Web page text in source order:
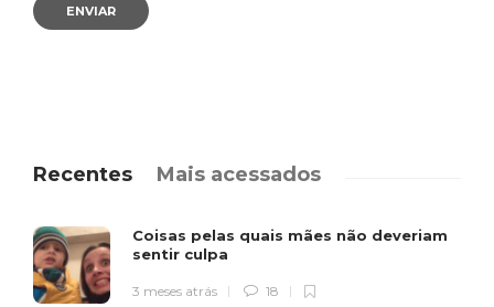
Recentes Mais acessados
Coisas pelas quais mães não deveriam
sentir culpa
3 meses atrás 18